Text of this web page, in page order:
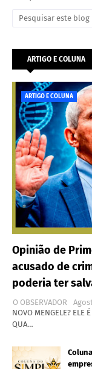
ARTIGO E COLUNA
ARTIGO E COLUNA
Opinião de
acusado de
poderia ter
O OBSERVADOR
NOVO MENGELE? ELE
QUA…